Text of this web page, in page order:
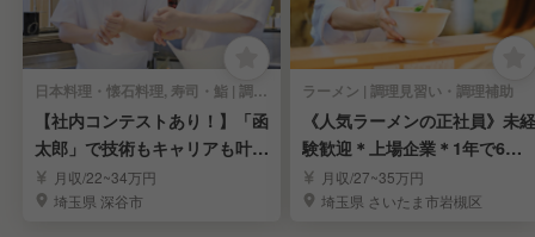
日本料理・懐石料理, 寿司・鮨 | 調理見習い・調理補助
【社内コンテストあり！】「函
太郎」で技術もキャリアも叶え
る！積極募集中！
月収/22~34万円
埼玉県 深谷市
ラーメン | 調理見習い・調理補助
《人気ラーメンの正社員》未経
験歓迎＊上場企業＊1年で6万
円昇給チャンスも！
月収/27~35万円
埼玉県 さいたま市岩槻区